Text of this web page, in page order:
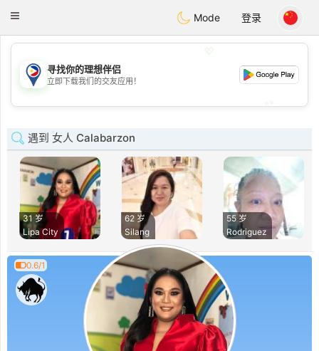
PhilippinesChat
Toggle
Mode 登录
💖
💕
寻找你的理想伴侣
立即下载我们的交友应用！
遇到 女人 Calabarzon
31 岁
Lipa City
62 岁
Silang
55 岁
Rodriguez
0.6/1